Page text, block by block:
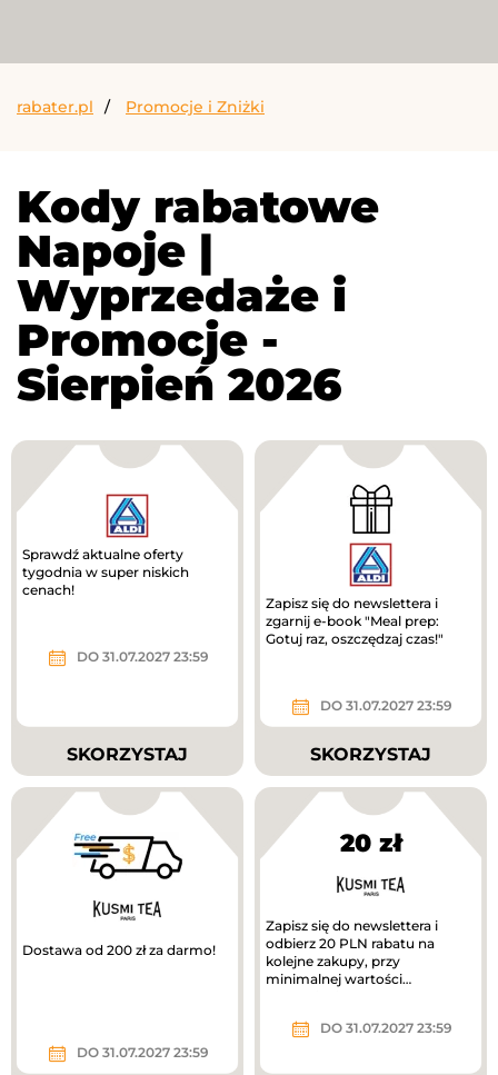
rabater.pl Promocje i Zniżki
Kody rabatowe
Napoje |
Wyprzedaże i
Promocje -
Sierpień 2026
Sprawdź aktualne oferty
tygodnia w super niskich
cenach!
DO 31.07.2027 23:59
SKORZYSTAJ
Zapisz się do newslettera i
zgarnij e-book "Meal prep:
Gotuj raz, oszczędzaj czas!"
DO 31.07.2027 23:59
SKORZYSTAJ
Dostawa od 200 zł za darmo!
DO 31.07.2027 23:59
20 zł
Zapisz się do newslettera i
odbierz 20 PLN rabatu na
kolejne zakupy, przy
minimalnej wartości
DO 31.07.2027 23:59